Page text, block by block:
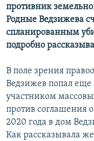
противник
Родные Ведзижева
спланированным
подробно
В поле зрения
Ведзижев попал еще
участником
против соглашения
2020 года в дом
Как рассказывала